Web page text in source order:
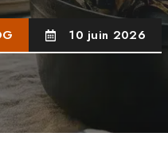
10 juin 2026